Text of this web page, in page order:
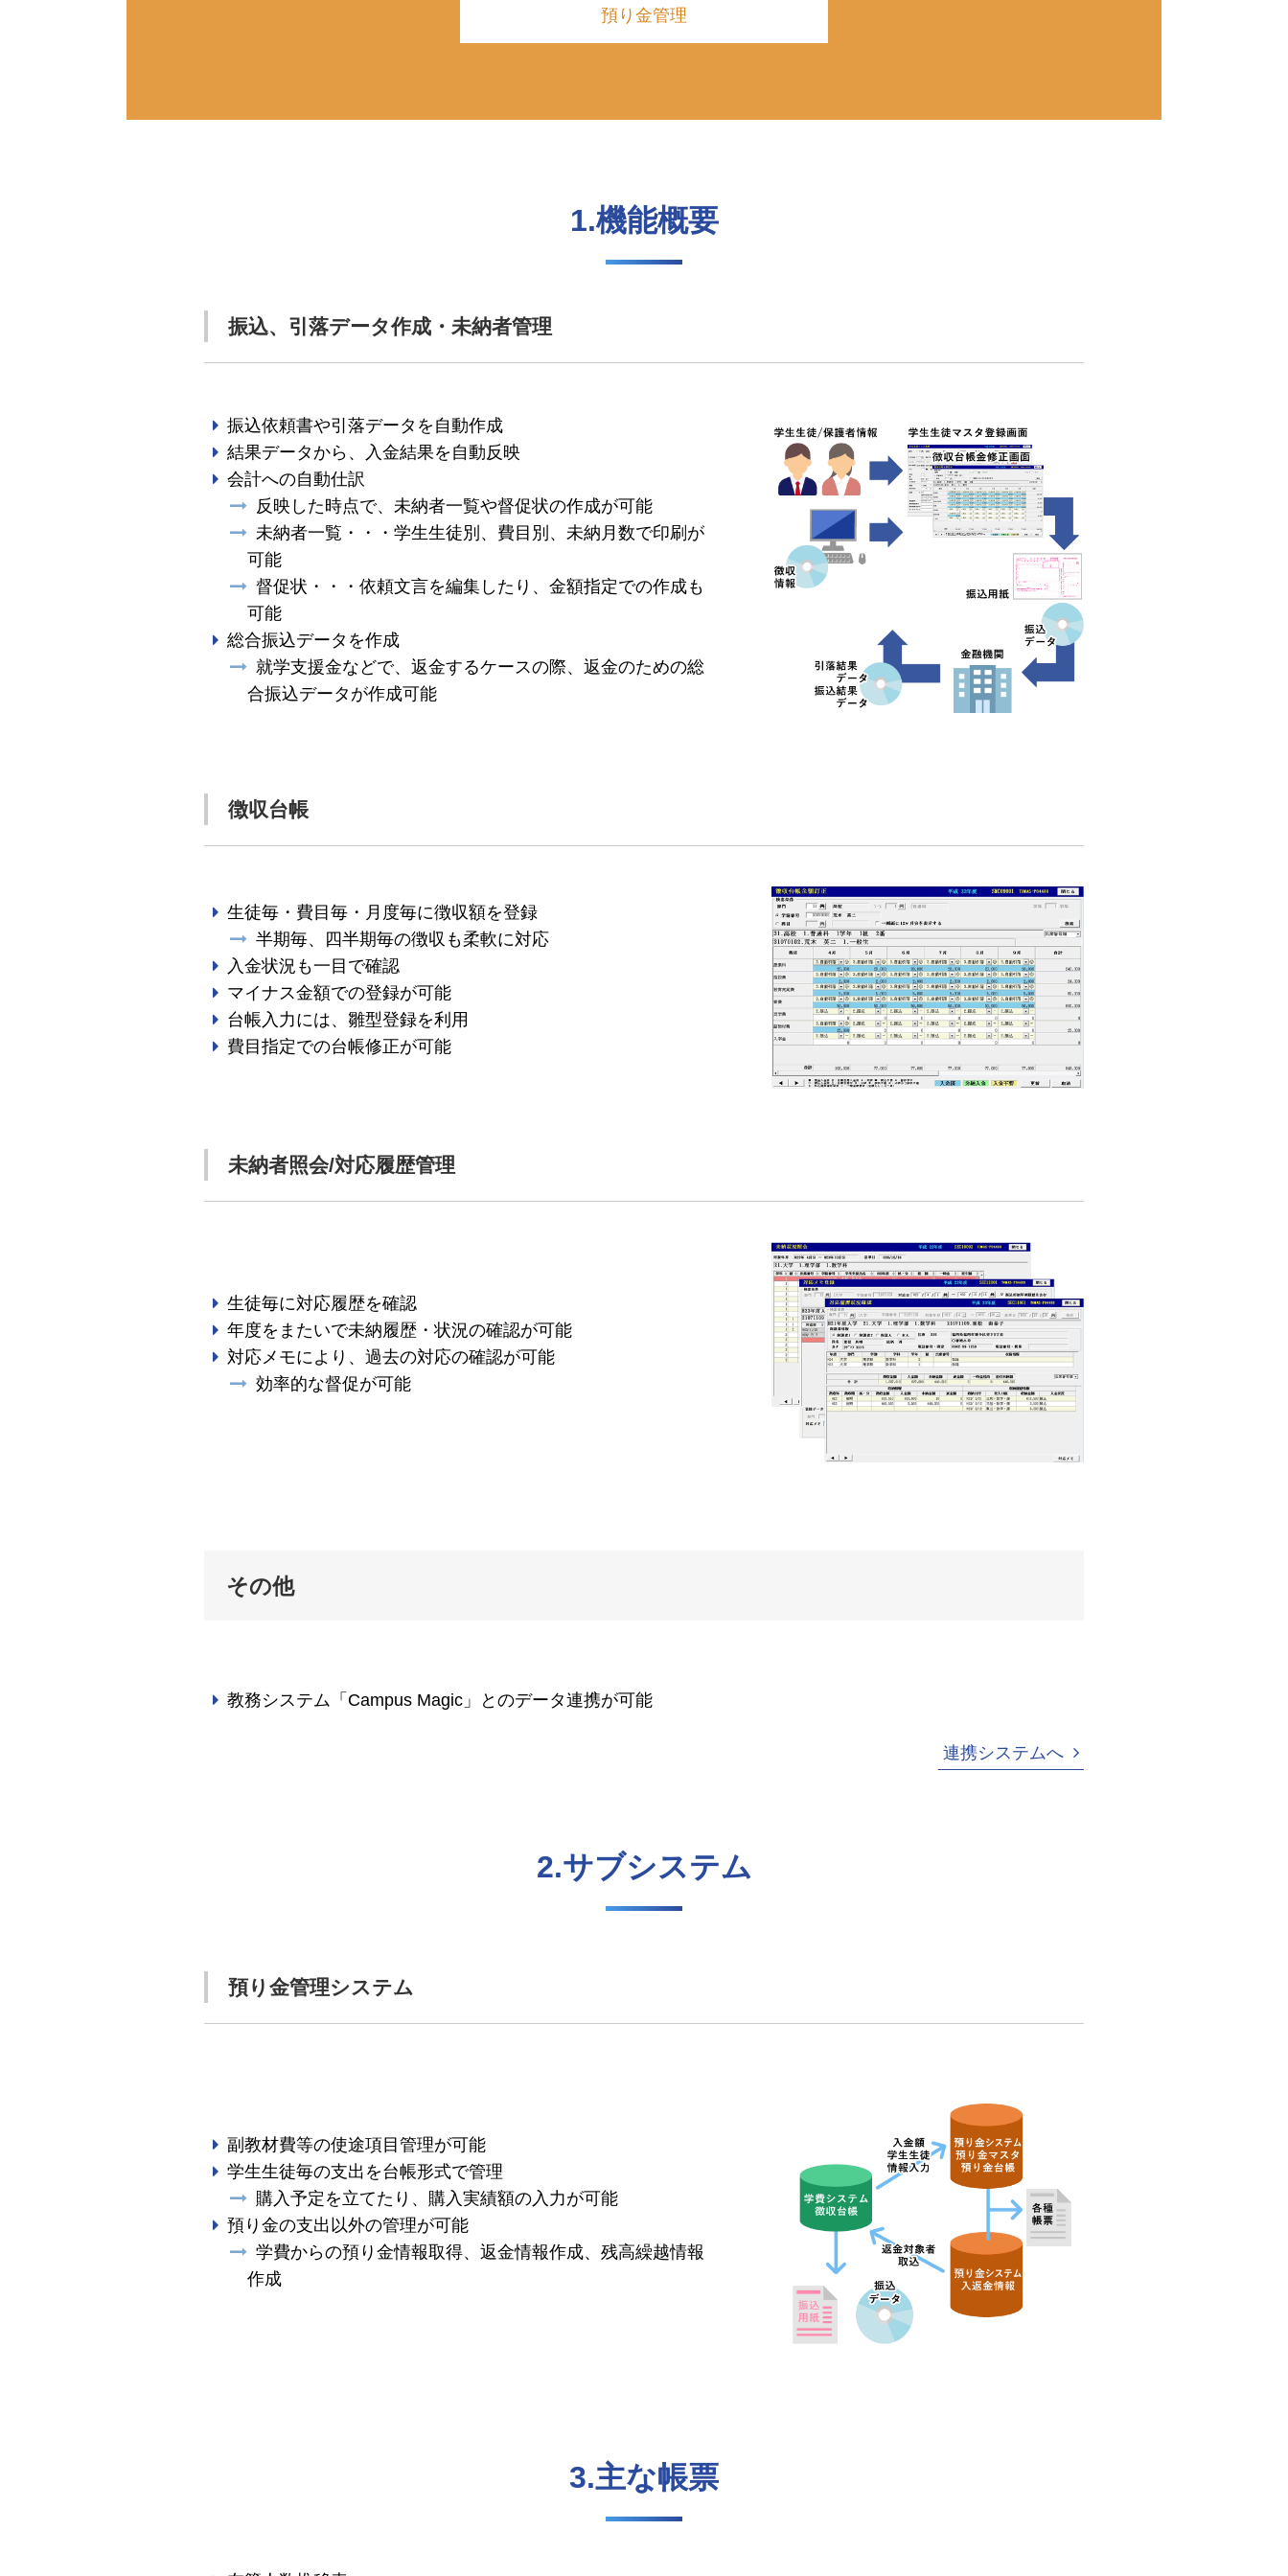
預り金管理
1.機能概要
振込、引落データ作成・未納者管理
振込依頼書や引落データを自動作成
結果データから、入金結果を自動反映
会計への自動仕訳
反映した時点で、未納者一覧や督促状の作成が可能
未納者一覧・・・学生生徒別、費目別、未納月数で印刷が
可能
督促状・・・依頼文言を編集したり、金額指定での作成も
可能
総合振込データを作成
就学支援金などで、返金するケースの際、返金のための総
合振込データが作成可能
徴収台帳
生徒毎・費目毎・月度毎に徴収額を登録
半期毎、四半期毎の徴収も柔軟に対応
入金状況も一目で確認
マイナス金額での登録が可能
台帳入力には、雛型登録を利用
費目指定での台帳修正が可能
未納者照会/対応履歴管理
生徒毎に対応履歴を確認
年度をまたいで未納履歴・状況の確認が可能
対応メモにより、過去の対応の確認が可能
効率的な督促が可能
その他
教務システム「Campus Magic」とのデータ連携が可能
連携システムへ
2.サブシステム
預り金管理システム
副教材費等の使途項目管理が可能
学生生徒毎の支出を台帳形式で管理
購入予定を立てたり、購入実績額の入力が可能
預り金の支出以外の管理が可能
学費からの預り金情報取得、返金情報作成、残高繰越情報
作成
3.主な帳票